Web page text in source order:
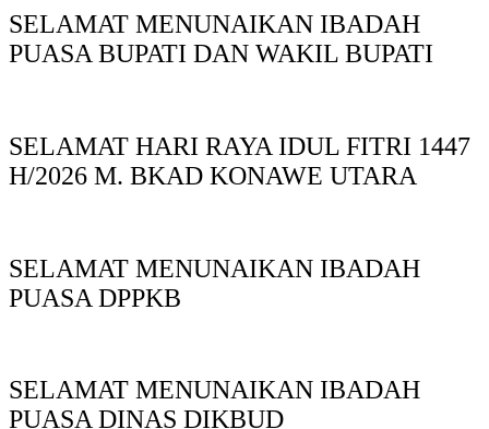
SELAMAT MENUNAIKAN IBADAH
PUASA BUPATI DAN WAKIL BUPATI
SELAMAT HARI RAYA IDUL FITRI 1447
H/2026 M. BKAD KONAWE UTARA
SELAMAT MENUNAIKAN IBADAH
PUASA DPPKB
SELAMAT MENUNAIKAN IBADAH
PUASA DINAS DIKBUD